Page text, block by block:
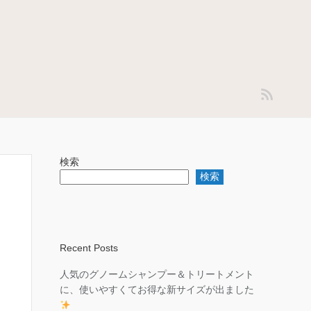
検索
検索
Recent Posts
人気のグノームシャンプー＆トリートメント
に、使いやすくてお得な新サイズが出ました